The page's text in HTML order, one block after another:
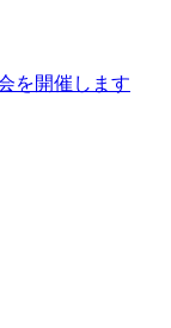
を開催します